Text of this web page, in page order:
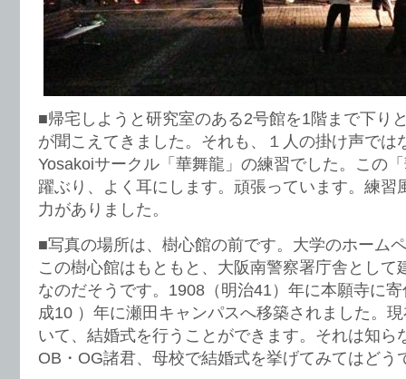
■帰宅しようと研究室のある2号館を1階まで下り
が聞こえてきました。それも、１人の掛け声で
Yosakoiサークル「華舞龍」の練習でした。この
躍ぶり、よく耳にします。頑張っています。練習
力がありました。
■写真の場所は、樹心館の前です。大学のホーム
この樹心館はもともと、大阪南警察署庁舎として
なのだそうです。1908（明治41）年に本願寺に
成10 ）年に瀬田キャンパスへ移築されました。
いて、結婚式を行うことができます。それは知ら
OB・OG諸君、母校で結婚式を挙げてみてはどう